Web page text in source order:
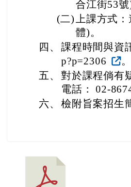
合江街53號)
(二)上課方式
體)。
四、 課程時間與資
p?p=2306
。
五、 對於課程倘有
電話： 02-
六、 檢附旨案招生